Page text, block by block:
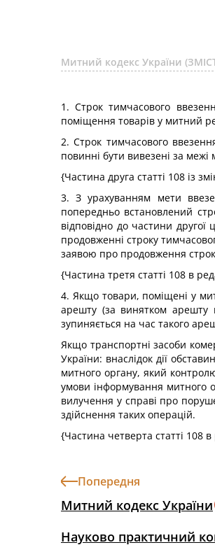
Митний кодекс України
1. Строк тимчасового
поміщення товарів у митний
2. Строк тимчасового
повинні бути вивезені за межі
{Частина друга статті 108 із
3. З урахуванням мети
попередньо встановлений
відповідно до частини
продовженні строку
заявою про продовження
{Частина третя статті 108 в
4. Якщо товари, поміщені у
арешту (за винятком арешту
зупиняється на час такого
Якщо транспортні засоби
України: внаслідок дії
митного органу, який
умови інформування митного
вилучення у справі про
здійснення таких операцій.
{Частина четверта статті 108 в
Попередня
Митний кодекс України
Науково практичний